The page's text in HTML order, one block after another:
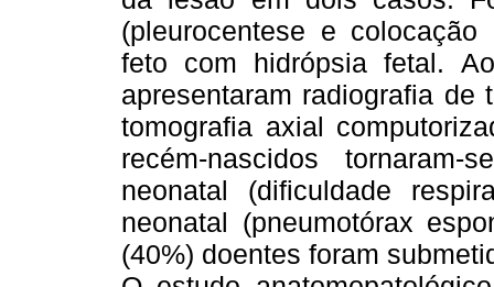
(pleurocentese e
feto com hidrópsia fetal.
apresentaram radiografia de
tomografia axial
recém-nascidos
neonatal (dificuldade
neonatal (pneumotórax
(40%) doentes foram